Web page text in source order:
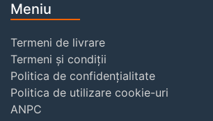
Meniu
Termeni de livrare
Termeni și condiții
Politica de confidențialitate
Politica de utilizare cookie-uri
ANPC